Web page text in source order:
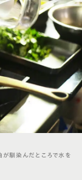
が馴染んだところで水を